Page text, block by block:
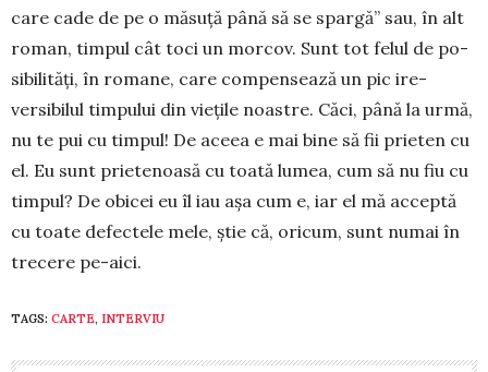
care ca­de de pe o măsuță până să se spar­gă” sau, în alt
roman, timpul cât toci un morcov. Sunt tot felul de po­
sibilități, în ro­mane, care compensează un pic ire­
versibilul timpului din viețile noastre. Căci, până la urmă,
nu te pui cu timpul! De aceea e mai bine să fii prieten cu
el. Eu sunt prietenoasă cu toată lumea, cum să nu fiu cu
timpul? De obicei eu îl iau așa cum e, iar el mă acceptă
cu toate de­fec­tele mele, știe că, oricum, sunt nu­mai în
trecere pe-aici.
TAGS: CARTE, INTERVIU